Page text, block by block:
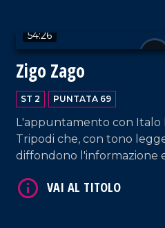
54:26
Zigo Zago
ST 2 PUNTATA 69
L'appuntamento con Italo
Tripodi che, con tono
diffondono l'informazione
Lamezia Terme.
VAI AL TITOLO
VAI AL TITOLO